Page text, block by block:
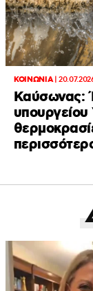
ΚΟΙΝΩΝΙΑ|
Καύσωνας:
υπουργείου